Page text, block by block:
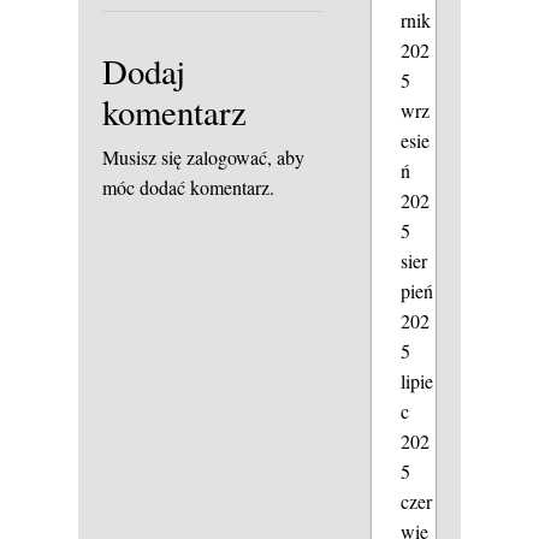
Dodaj
komentarz
Musisz sięzalogować, aby
móc dodać komentarz.
rnik
202
5
wrz
esie
ń
202
5
sier
pień
202
5
lipie
c
202
5
czer
wie